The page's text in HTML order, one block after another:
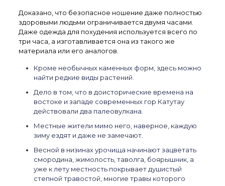
Доказано, что безопасное ношение даже полностью
здоровыми людьми ограничивается двумя часами.
Даже одежда для похудения используется всего по
три часа, а изготавливается она из такого же
материала или его аналогов.
Кроме необычных каменных форм, здесь можно
найти редкие виды растений.
Дело в том, что в доисторические времена на
востоке и западе современных гор Катутау
действовали два палеовулкана.
Местные жители мимо него, наверное, каждую
зиму ездят и даже не замечают.
Весной в низинах урочища начинают зацветать
смородина, жимолость, таволга, боярышник, а
уже к лету местность покрывает душистый
степной травостой, многие травы которого